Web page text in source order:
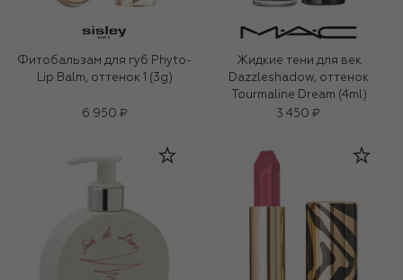
Фитобальзам для губ Phyto-
Lip Balm, оттенок 1 (3g)
6 950 ₽
Жидкие тени для век
Dazzleshadow, оттенок
Tourmaline Dream (4ml)
3 450 ₽